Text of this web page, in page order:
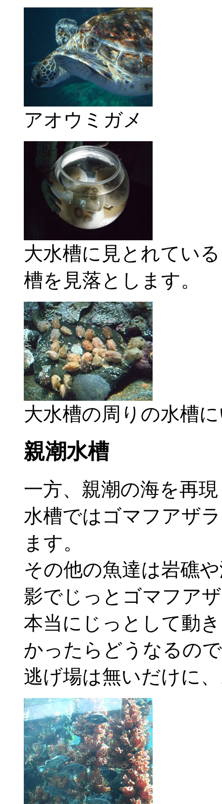
アオウミガメ
大水槽に見とれてい
槽を見落とします。
大水槽の周りの水槽
親潮水槽
一方、親潮の海を再
水槽ではゴマフアザ
ます。
その他の魚達は岩礁
影でじっとゴマフア
本当にじっとして動
かったらどうなるの
逃げ場は無いだけに